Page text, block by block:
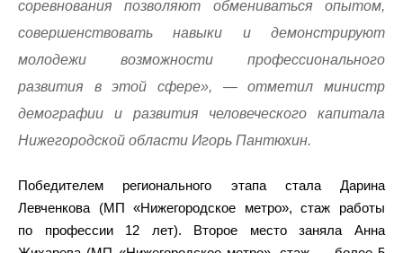
соревнования позволяют обмениваться опытом,
совершенствовать навыки и демонстрируют
молодежи возможности профессионального
развития в этой сфере», — отметил министр
демографии и развития человеческого капитала
Нижегородской области Игорь Пантюхин.
Победителем регионального этапа стала Дарина
Левченкова (МП «Нижегородское метро», стаж работы
по профессии 12 лет). Второе место заняла Анна